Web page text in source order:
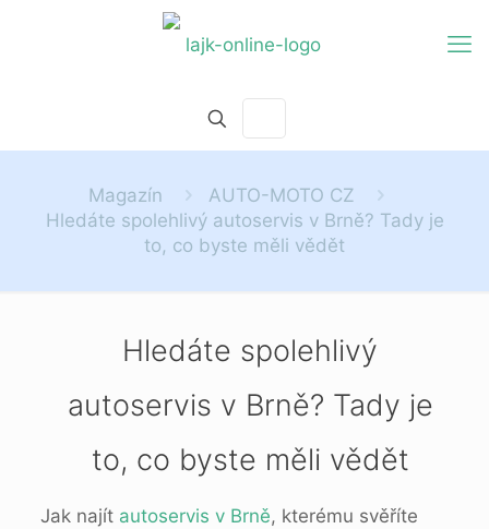
Magazín
AUTO-MOTO CZ
Hledáte spolehlivý autoservis v Brně? Tady je
to, co byste měli vědět
Hledáte spolehlivý
autoservis v Brně? Tady je
to, co byste měli vědět
Jak najít autoservis v Brně, kterému svěříte